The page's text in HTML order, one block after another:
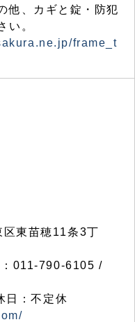
他、カギと錠・防犯
い。
frame_t
東苗穂11条3丁
011-790-6105 /
日：不定休